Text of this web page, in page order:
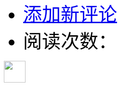
添加新评论
阅读次数：